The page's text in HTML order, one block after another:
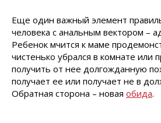
Еще один важный элемент
человека с анальным вектором –
Ребенок мчится к маме
чистенько убрался в комнате или
получить от нее долгожданную
получает ее или получает не в
Обратная сторона – новая обида.